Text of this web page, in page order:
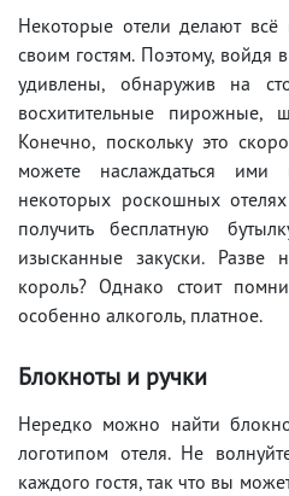
Некоторые отели делают всё
своим гостям. Поэтому, войдя
удивлены, обнаружив на
восхитительные пирожные,
Конечно, поскольку это
можете наслаждаться ими
некоторых роскошных
получить бесплатную
изысканные закуски. Разве
король? Однако стоит
особенно алкоголь, платное.
Блокноты и ручки
Нередко можно найти
логотипом отеля. Не
каждого гостя, так что вы